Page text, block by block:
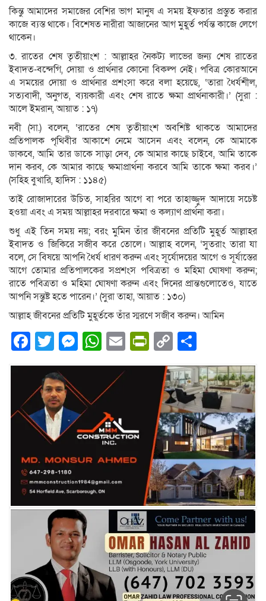
কিন্তু আমাদের সমাজের বেশির ভাগ মানুষ এ সময় ইফতার প্রস্তুত করার
কাজে ব্যস্ত থাকে। বিশেষত নারীরা আজানের আগ মুহূর্ত পর্যন্ত কাজে লেগে
থাকেন।
৩. রাতের শেষ তৃতীয়াংশ : আল্লাহর নৈকট্য লাভের জন্য শেষ রাতের
ইবাদত-বন্দেগি, দোয়া ও প্রার্থনার কোনো বিকল্প নেই। পবিত্র কোরআনে
এ সময়ের দোয়া ও প্রার্থনার প্রশংসা করে বলা হয়েছে, ‘তারা ধৈর্যশীল,
সত্যবাদী, অনুগত, ব্যয়কারী এবং শেষ রাতে ক্ষমা প্রার্থনাকারী।’ (সুরা :
আলে ইমরান, আয়াত : ১৭)
নবী (সা.) বলেন, ‘রাতের শেষ তৃতীয়াংশ অবশিষ্ট থাকতে আমাদের
প্রতিপালক পৃথিবীর আকাশে নেমে আসেন এবং বলেন, কে আমাকে
ডাকবে, আমি তার ডাকে সাড়া দেব, কে আমার কাছে চাইবে, আমি তাকে
দান করব, কে আমার কাছে ক্ষমাপ্রার্থনা করবে আমি তাকে ক্ষমা করব।’
(সহিহ বুখারি, হাদিস : ১১৪৫)
তাই রোজাদারের উচিত, সাহরির আগে বা পরে তাহাজ্জুদ আদায়ে সচেষ্ট
হওয়া এবং এ সময় আল্লাহর দরবারে ক্ষমা ও কল্যাণ প্রার্থনা করা।
শুধু এই তিন সময় নয়; বরং মুমিন তাঁর জীবনের প্রতিটি মুহূর্ত আল্লাহর
ইবাদত ও জিকিরে সজীব করে তোলে। আল্লাহ বলেন, ‘সুতরাং তারা যা
বলে, সে বিষয়ে আপনি ধৈর্য ধারণ করুন এবং সূর্যোদয়ের আগে ও সূর্যাস্তের
আগে তোমার প্রতিপালকের সপ্রশংস পবিত্রতা ও মহিমা ঘোষণা করুন;
রাতে পবিত্রতা ও মহিমা ঘোষণা করুন এবং দিনের প্রান্তগুলোতেও, যাতে
আপনি সন্তুষ্ট হতে পারেন।’ (সুরা তাহা, আয়াত : ১৩০)
আল্লাহ জীবনের প্রতিটি মুহূর্তকে তাঁর স্মরণে সজীব করুন। আমিন
Facebook
Twitter
Messenger
WhatsApp
EmailPrintFriendly
Copy
Link